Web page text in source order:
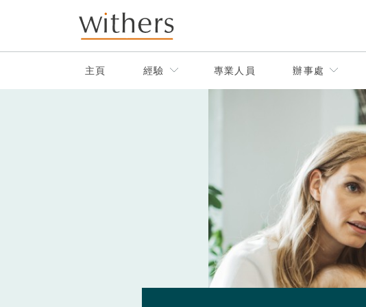
Skip to main content
主頁 經驗 專業人員 辦事處